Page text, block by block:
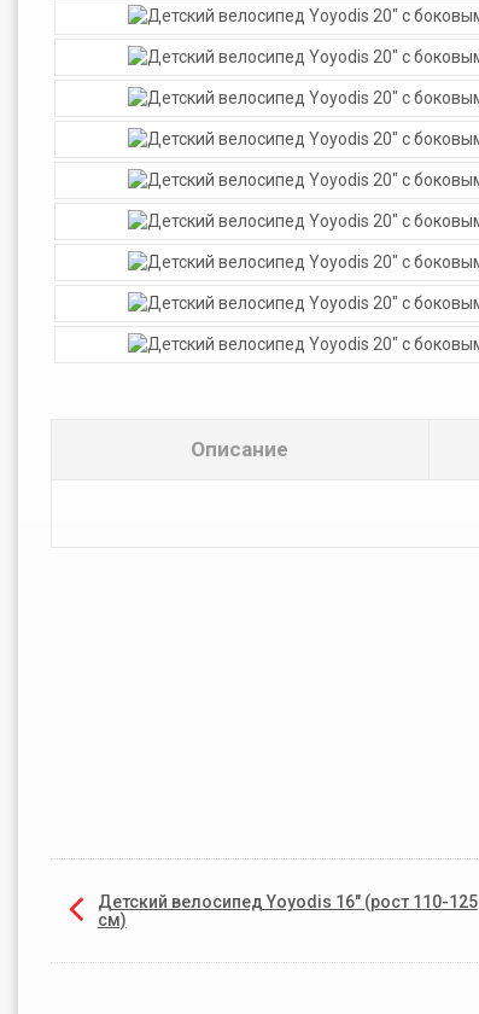
Описание
Детский велосипед Yoyodis 16" (рост 110-125
см)